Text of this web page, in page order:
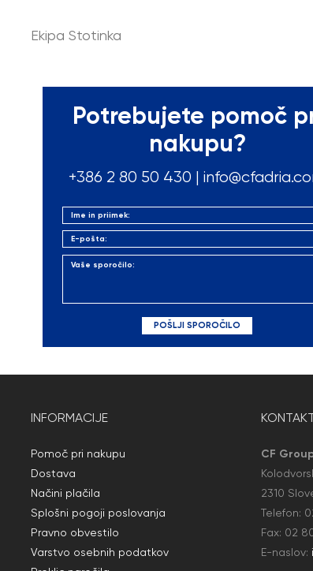
Ekipa Stotinka
Potrebujete pomoč
nakupu?
+386 2 80 50 430 |
INFORMACIJE
Pomoč pri nakupu
Dostava
Načini plačila
Splošni pogoji poslovanja
Pravno obvestilo
Varstvo osebnih podatkov
CF
2310
Telefon:
Fax: 02
E-naslov: